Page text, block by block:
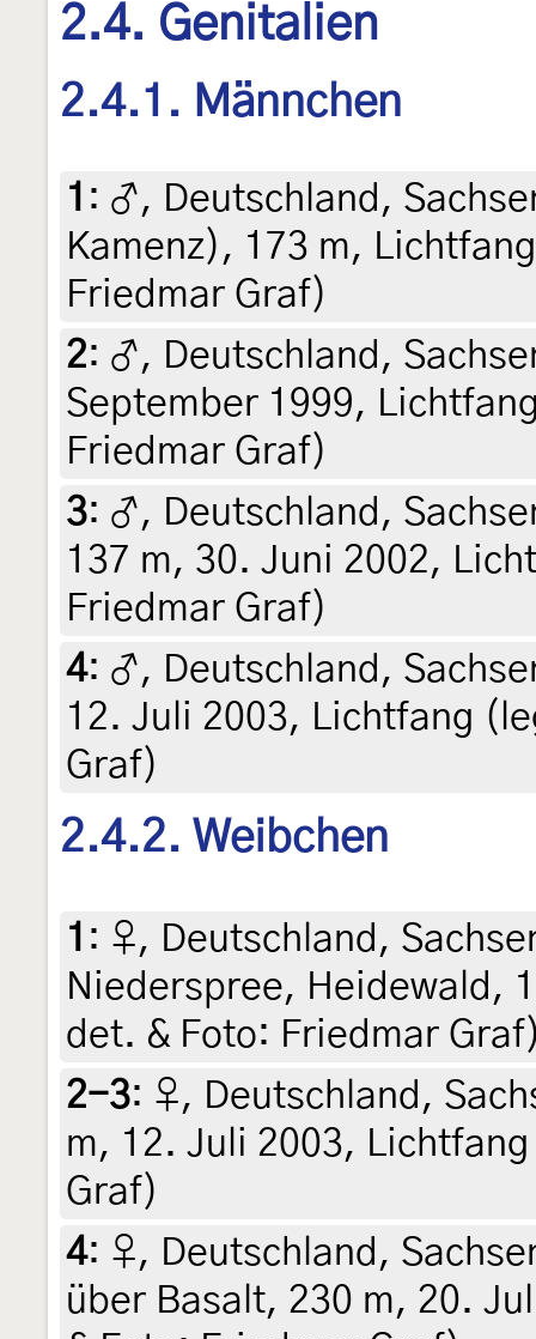
2.4. Genitalien
2.4.1. Männchen
1 : ♂, Deutschland,
Kamenz), 173 m,
Friedmar Graf)
2: ♂, Deutschland,
September 1999,
Friedmar Graf)
3: ♂, Deutschland,
137 m, 30. Juni 2002,
Friedmar Graf)
4: ♂, Deutschland,
12. Juli 2003, Lichtfang
Graf)
2.4.2. Weibchen
1 : ♀, Deutschland,
Niederspree, Heidewald,
det. & Foto: Friedmar
2-3: ♀, Deutschland,
m, 12. Juli 2003,
Graf)
4: ♀, Deutschland,
über Basalt, 230 m, 20.